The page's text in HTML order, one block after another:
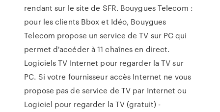
rendant sur le site de SFR. Bouygues Telecom :
pour les clients Bbox et Idéo, Bouygues
Telecom propose un service de TV sur PC qui
permet d'accéder à 11 chaînes en direct.
Logiciels TV Internet pour regarder la TV sur
PC. Si votre fournisseur accès Internet ne vous
propose pas de service de TV par Internet ou
Logiciel pour regarder la TV (gratuit) -